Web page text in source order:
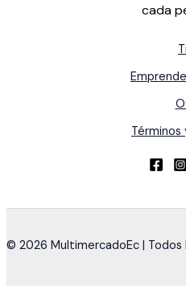
cada
Términos
© 2026 MultimercadoEc | Todos